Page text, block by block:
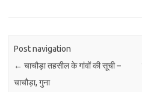
Post navigation
← चाचौड़ा तहसील के गांवों की सूची –
चाचौड़ा, गुना